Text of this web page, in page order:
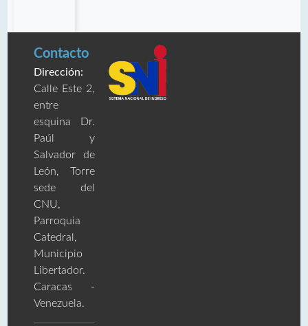
Contacto
Dirección:
Calle Este 2,
entre
esquina Dr.
Paúl y
Salvador de
León, Torre
sede del
CNU,
Parroquia
Catedral,
Municipio
Libertador.
Caracas -
Venezuela.